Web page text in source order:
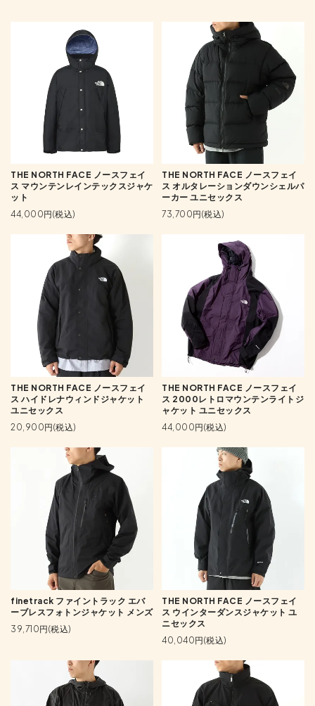
THE NORTH FACE ノースフェイ
ス マウンテンレインテックスジャケ
ット
44,000円(税込)
THE NORTH FACE ノースフェイ
ス オルタレーションダウンシェルパ
ーカー ユニセックス
73,700円(税込)
THE NORTH FACE ノースフェイ
ス ハイドレナウィンドジャケット
ユニセックス
20,900円(税込)
THE NORTH FACE ノースフェイ
ス 2000レトロマウンテンライトジ
ャケット ユニセックス
44,000円(税込)
finetrack ファイントラック エバ
ーブレスフォトンジャケット メンズ
39,710円(税込)
THE NORTH FACE ノースフェイ
ス ウインターダンスジャケット ユ
ニセックス
40,040円(税込)